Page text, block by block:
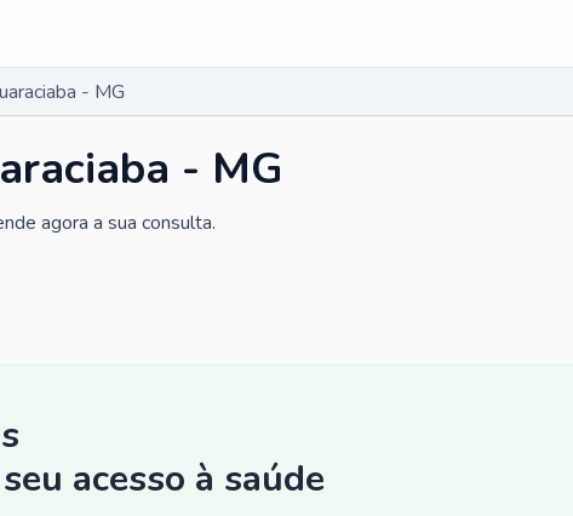
- MG
- MG
agora a sua consulta.
acesso à saúde